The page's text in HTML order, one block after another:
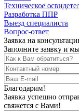
Техническое
Разработка ППР
Выезд специалиста
Вопрос-ответ
Заявка на
Заполните заявку и
Благодарим!
Заявка успешно
свяжется с Вами!